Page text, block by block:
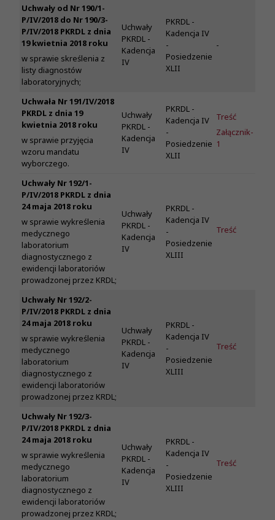
Uchwały od Nr 190/1-
P/IV/2018 do Nr 190/3-
P/IV/2018 PKRDL z dnia
19 kwietnia 2018 roku
w sprawie skreślenia z
listy diagnostów
laboratoryjnych;
Uchwały
PKRDL -
Kadencja
IV
PKRDL -
Kadencja IV
-
Posiedzenie
XLII
-
Uchwała Nr 191/IV/2018
PKRDL z dnia 19
kwietnia 2018 roku
w sprawie przyjęcia
wzoru mandatu
wyborczego.
Uchwały
PKRDL -
Kadencja
IV
PKRDL -
Kadencja IV
-
Posiedzenie
XLII
Treść
Załącznik-
1
Uchwały Nr 192/1-
P/IV/2018 PKRDL z dnia
24 maja 2018 roku
w sprawie wykreślenia
medycznego
laboratorium
diagnostycznego z
ewidencji laboratoriów
prowadzonej przez KRDL;
Uchwały
PKRDL -
Kadencja
IV
PKRDL -
Kadencja IV
-
Posiedzenie
XLIII
Treść
Uchwały Nr 192/2-
P/IV/2018 PKRDL z dnia
24 maja 2018 roku
w sprawie wykreślenia
medycznego
laboratorium
diagnostycznego z
ewidencji laboratoriów
prowadzonej przez KRDL;
Uchwały
PKRDL -
Kadencja
IV
PKRDL -
Kadencja IV
-
Posiedzenie
XLIII
Treść
Uchwały Nr 192/3-
P/IV/2018 PKRDL z dnia
24 maja 2018 roku
w sprawie wykreślenia
medycznego
laboratorium
diagnostycznego z
ewidencji laboratoriów
prowadzonej przez KRDL;
Uchwały
PKRDL -
Kadencja
IV
PKRDL -
Kadencja IV
-
Posiedzenie
XLIII
Treść